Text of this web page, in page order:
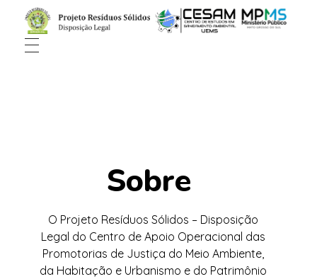
Sobre
O Projeto Resíduos Sólidos – Disposição
Legal do Centro de Apoio Operacional das
Promotorias de Justiça do Meio Ambiente,
da Habitação e Urbanismo e do Patrimônio